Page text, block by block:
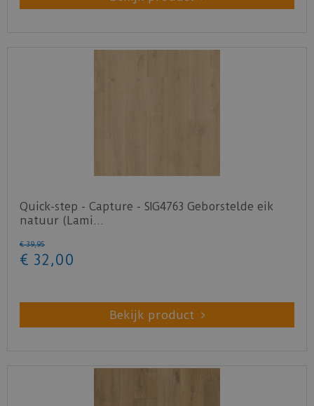
Quick-step - Capture - SIG4763 Geborstelde eik
natuur (Lami…
€ 39,95
€ 32 ,00
Bekijk product